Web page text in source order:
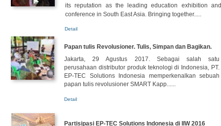
Partisipasi EP-TEC Solutions Indonesia di IIW 2016
its reputation as the leading education exhibition and
conference in South East Asia. Bringing together.....
Papan tulis Revolusioner. Tulis, Simpan dan Bagikan.
Jakarta, 29 Agustus 2017. Sebagai salah satu
perusahaan distributor produk teknologi di Indonesia, PT.
EP-TEC Solutions Indonesia memperkenalkan sebuah
papan tulis revolusioner SMART Kapp......
Detail
Detail